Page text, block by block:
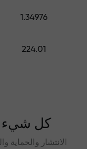
1.34976
224.01
كل شيء
الانتشار والحماية